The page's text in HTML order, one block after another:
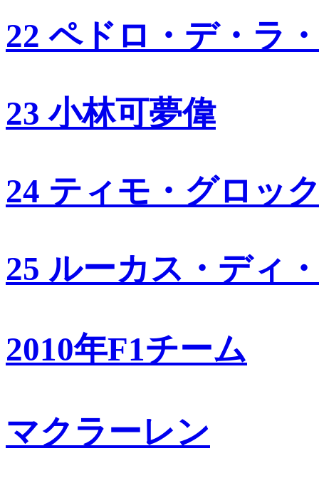
22 ペドロ・デ・ラ
23 小林可夢偉
24 ティモ・グロッ
25 ルーカス・ディ
2010年F1チーム
マクラーレン